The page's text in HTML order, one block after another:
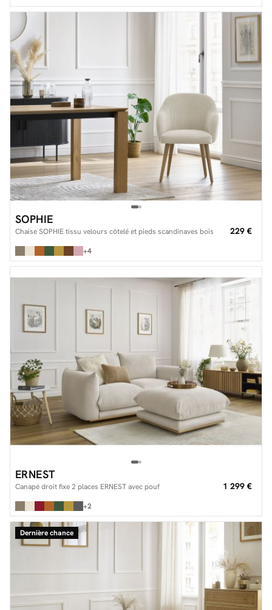
SOPHIE
Chaise SOPHIE tissu velours côtelé et pieds scandinaves bois 229 €
+4
ERNEST
Canapé droit fixe 2 places ERNEST avec pouf 1 299 €
+2
Dernière chance